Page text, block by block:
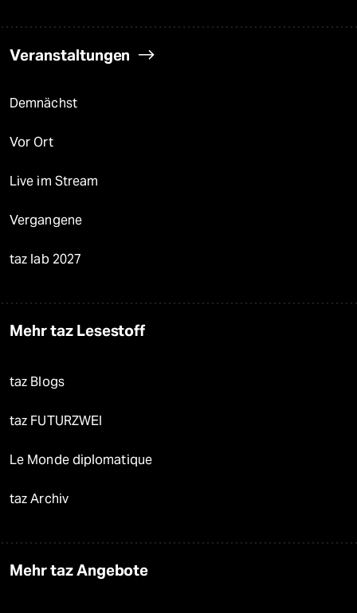
Veranstaltungen
Demnächst
Vor Ort
Live im Stream
Vergangene
taz lab 2027
Mehr taz Lesestoff
taz Blogs
taz FUTURZWEI
Le Monde diplomatique
taz Archiv
Mehr taz Angebote